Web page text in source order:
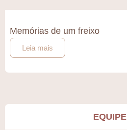
Memórias de um freixo
Leia mais
EQUIPE